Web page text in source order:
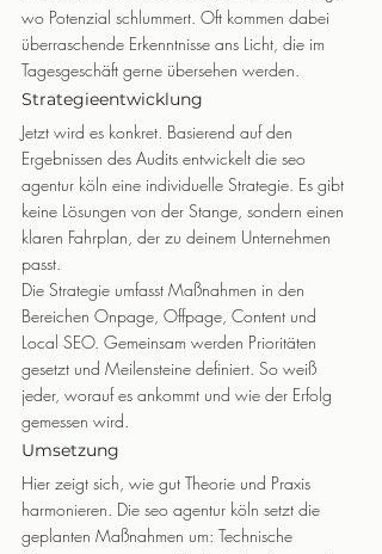
wo Potenzial schlummert. Oft kommen dabei
überraschende Erkenntnisse ans Licht, die im
Tagesgeschäft gerne übersehen werden.
Strategieentwicklung
Jetzt wird es konkret. Basierend auf den
Ergebnissen des Audits entwickelt die seo
agentur köln eine individuelle Strategie. Es gibt
keine Lösungen von der Stange, sondern einen
klaren Fahrplan, der zu deinem Unternehmen
passt.
Die Strategie umfasst Maßnahmen in den
Bereichen Onpage, Offpage, Content und
Local SEO. Gemeinsam werden Prioritäten
gesetzt und Meilensteine definiert. So weiß
jeder, worauf es ankommt und wie der Erfolg
gemessen wird.
Umsetzung
Hier zeigt sich, wie gut Theorie und Praxis
harmonieren. Die seo agentur köln setzt die
geplanten Maßnahmen um: Technische